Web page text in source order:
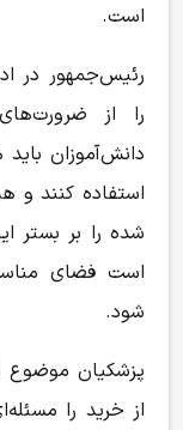
است.
رئیس‌جمهور در
را از
دانش‌آموزان باید
استفاده کنند و
شده را بر بستر
است فضای
شود.
پزشکیان موضوع
از خرید را